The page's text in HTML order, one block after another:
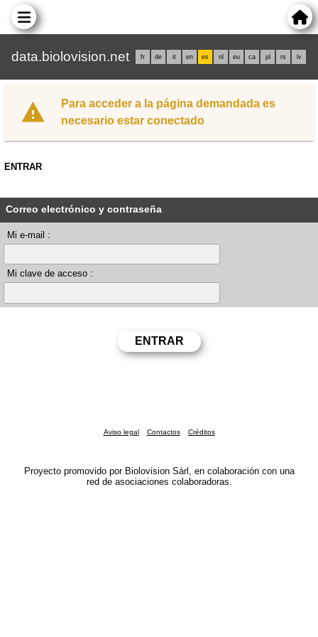
data.biolovision.net fr de it en es nl eu ca pl rs lv
Para acceder a la página demandada es
necesario estar conectado
ENTRAR
Correo electrónico y contraseña
Mi e-mail :
Mi clave de acceso :
Aviso legal Contactos Créditos
Proyecto promovido por Biolovision Sàrl, en colaboración con una
red de asociaciones colaboradoras.